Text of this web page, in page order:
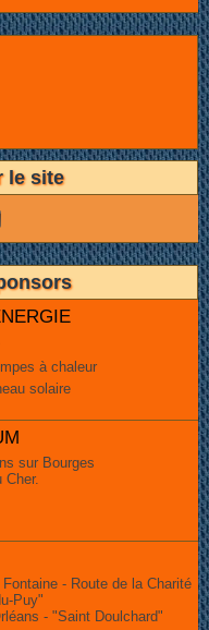
le site
à chaleur
solaire
sur Bourges
Cher.
- Route de la Charité
Puy"
- "Saint Doulchard"